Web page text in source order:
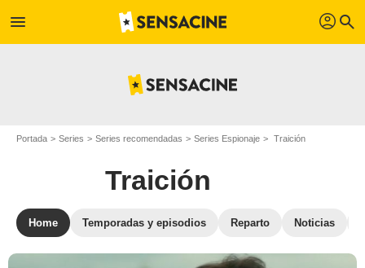
menu profil search
Portada Series Series recomendadas Series Espionaje Traición
Traición
Home Temporadas y episodios Reparto Noticias